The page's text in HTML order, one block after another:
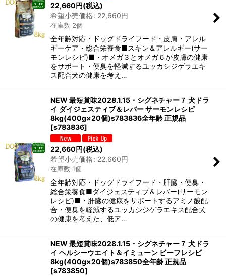
22,660円(税込)
希望小売価格: 22,660円
在庫数 2個
全年齢対応・ドッグドライフード・皮膚・アレル
ギーケア・総合栄養食■スキン＆アレルギー(サー
モンレシピ)■・オメガ３とオメガ６が皮膚の健康
をサポート・便臭を軽減するユッカシジゲラエキ
ス配合犬の健康を考え…
NEW 最短賞味2028.1.15・シグネチャー７ 犬ドラ
イ ダイジェスティブ＆レバー サーモンレシピ
8kg(400g×20個)s783836全年齢 正規品
[s783836]
22,660 円(税込)
希望小売価格: 22,660円
在庫数 1個
全年齢対応・ドッグドライフード・肝臓・便臭・
総合栄養食■ダイジェスティブ＆レバー(サーモン
レシピ)■・肝臓の健康をサポートするアミノ酸配
合・便臭を軽減するユッカシジゲラエキス配合犬
の健康を考えた、低ア…
NEW 最短賞味2028.1.15・シグネチャー７ 犬ドラ
イ ヘルシーウエイト＆イミューン ビーフレシピ
8kg(400g×20個)s783850全年齢 正規品
[s783850]